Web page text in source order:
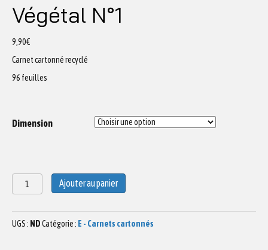
Végétal N°1
9,90€
Carnet cartonné recyclé
96 feuilles
Dimension
quantité
de
CARTONNÉ
Végétal
Ajouter au panier
UGS : NDCatégorie : E - Carnets cartonnés